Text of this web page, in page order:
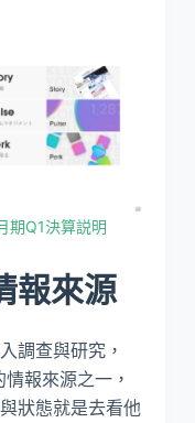
期Q1決算説明
報來源
調查與研究，
報來源之一，
狀態就是去看他